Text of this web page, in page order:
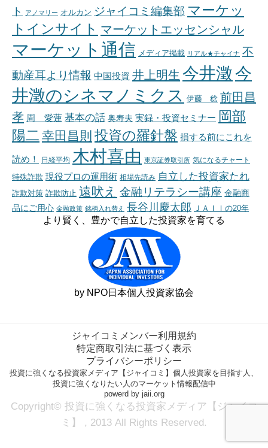
ト
アノマリー オルカン ジャイコミ編集部 マーケッ
トインサイト マーケットエッセンシャル
マーケット通信 メディア掲載 リアル★チャイナ 不
動産耳より情報 中国投資 井上明生 今井澂今
井澂のシネマノミクス 伊藤 稔 前田昌
孝 周 愛蓮 基本の話 奥寿夫 実録・投資セミナー 岡部
陽二 幸田昌則 投資の羅針盤 損する前にこれを
読め！ 日経平均 木村喜由 東京証券取引所 気になるチャート
特殊詐欺 現役プロの運用術 相場先読み 自立した投資家たれ
詐欺対策 詐欺防止 遠吠え 金融リテラシー講座 金融商
品にご用心 金融政策 銘柄入れ替え 長谷川慶太郎 ＪＡＩＩの20年
より賢く、豊かで自立した投資家を育てる
by NPO日本個人投資家協会
ジャイコミメンバー利用規約
特定商取引法に基づく表示
プライバシーポリシー
投資に強くなる投資家メディア【ジャイコミ】個人投資家を目指す人、
投資に強くなりたい人のマーケット情報配信中
powerd by jaii.org
Copyright© 投資に強くなる投資家メディア【ジャイコ
ミ】 , 2013 All Rights Reserved.